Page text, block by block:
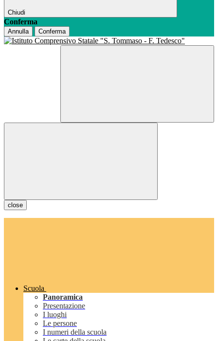
Chiudi
Conferma
Annulla Conferma
close
Scuola
Panoramica
Presentazione
I luoghi
Le persone
I numeri della scuola